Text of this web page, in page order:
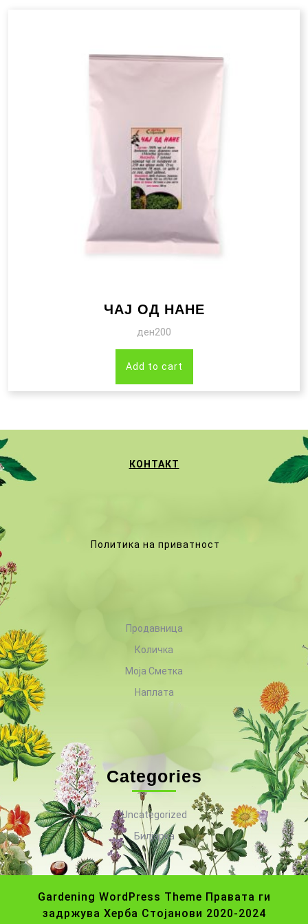
ЧАЈ ОД НАНЕ
ден200
Add to cart
КОНТАКТ
Политика на приватност
Продавница
Количка
Моја Сметка
Наплата
Categories
Uncategorized
Билјарка
Gardening WordPress Theme Правата ги
задржува Херба Стојанови 2020-2024